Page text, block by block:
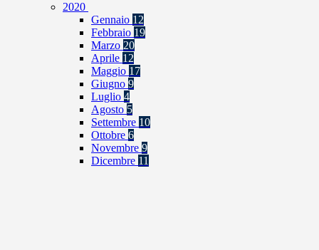
2020
Gennaio 12
Febbraio 19
Marzo 20
Aprile 12
Maggio 17
Giugno 9
Luglio 4
Agosto 5
Settembre 10
Ottobre 6
Novembre 9
Dicembre 11